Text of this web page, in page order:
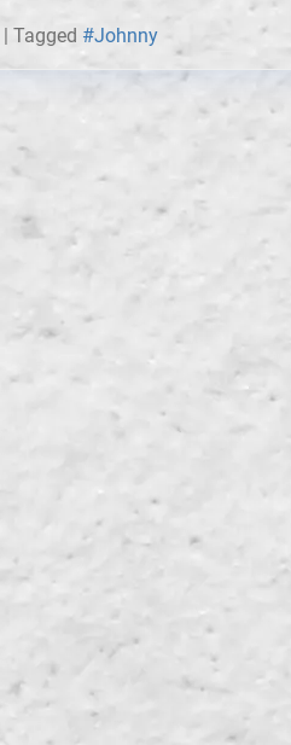
| Tagged #Johnny